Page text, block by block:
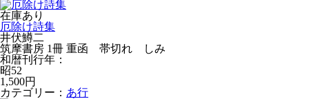
在庫あり
厄除け詩集
井伏鱒二
筑摩書房 1冊 重函 帯切れ しみ
和暦刊行年：
昭52
1,500円
カテゴリー： あ行